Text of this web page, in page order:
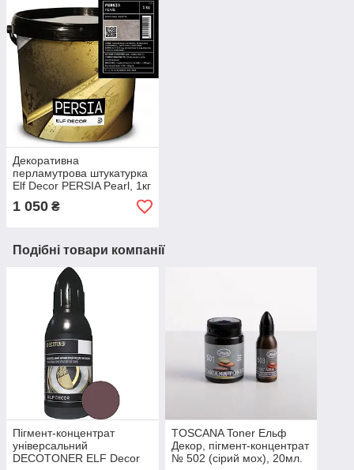
Декоративна
перламутрова штукатурка
Elf Decor PERSIA Pearl, 1кг
1 050 ₴
Подібні товари компанії
Пігмент-концентрат
універсальний
DECOTONER ELF Decor
TOSCANA Toner Ельф
Декор, пігмент-концентрат
№ 502 (сірий мох), 20мл.